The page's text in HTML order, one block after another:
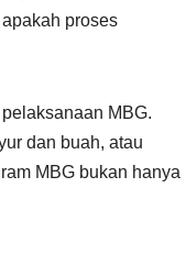
proses
MBG.
dan buah, atau
MBG bukan hanya